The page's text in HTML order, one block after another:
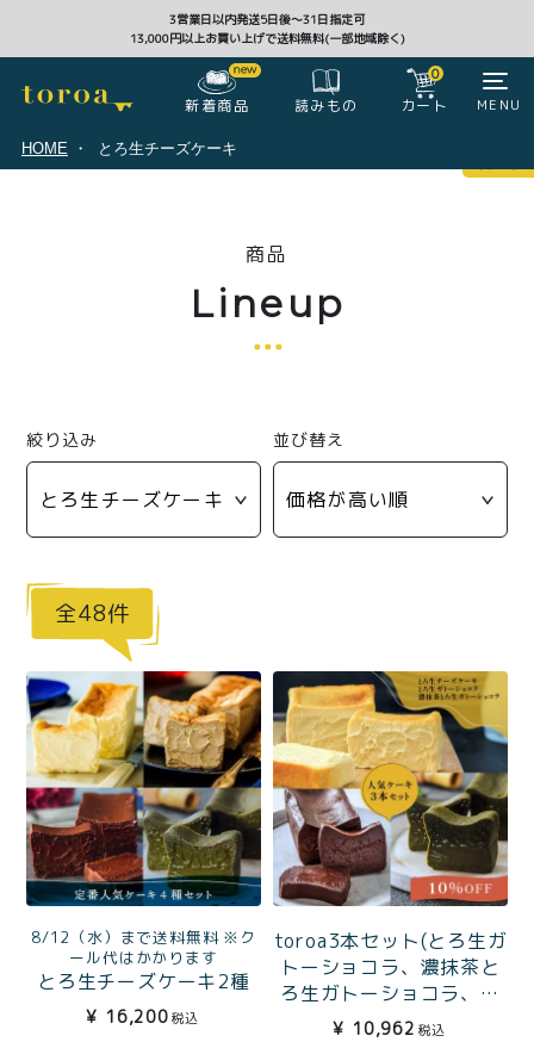
3営業日以内発送5日後〜31日指定可
13,000円以上お買い上げで送料無料(一部地域除く)
新着商品 読みもの
0
カート MENU
商品一覧
セット
お中元
紅茶toroaTea
焼き菓子
メルマガ会員様限定
toroa夏のアウトレッ
トセール
とろ生チーズケーキ
濃抹茶とろ生ガトーシ
ョコラ
とろ生シュー
クッキー缶
紅茶toroaTeaギフト
お誕生日セット
手さげ袋
季節限定
HOME とろ生チーズケーキ
商品
Lineup
絞り込み 並び替え
48
8/12（水）まで送料無料 ※ク
ール代はかかります
とろ生チーズケーキ2種
（チーズ・アールグレ
イ）＆とろ生ガトーショ
¥ 16,200税込
toroa3本セット(とろ生ガ
トーショコラ、濃抹茶と
ろ生ガトーショコラ、と
ろ生チーズケーキ)
¥ 10,962 税込